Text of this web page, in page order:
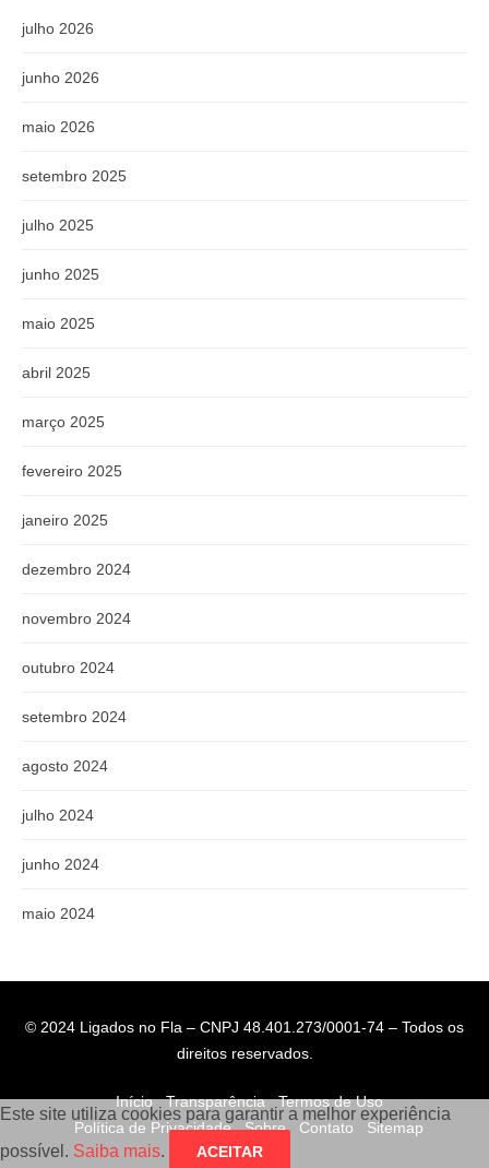
julho 2026
junho 2026
maio 2026
setembro 2025
julho 2025
junho 2025
maio 2025
abril 2025
março 2025
fevereiro 2025
janeiro 2025
dezembro 2024
novembro 2024
outubro 2024
setembro 2024
agosto 2024
julho 2024
junho 2024
maio 2024
© 2024 Ligados no Fla – CNPJ 48.401.273/0001-74 – Todos os
direitos reservados.
Início Transparência
Termos de Uso
Política de Privacidade
Sobre Contato Sitemap
Este site utiliza cookies para garantir a melhor experiência
possível. Saiba mais. ACEITAR